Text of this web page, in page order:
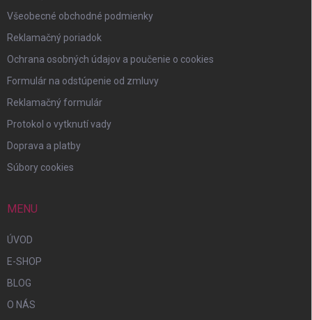
Všeobecné obchodné podmienky
Reklamačný poriadok
Ochrana osobných údajov a poučenie o cookies
Formulár na odstúpenie od zmluvy
Reklamačný formulár
Protokol o vytknutí vady
Doprava a platby
Súbory cookies
MENU
ÚVOD
E-SHOP
BLOG
O NÁS